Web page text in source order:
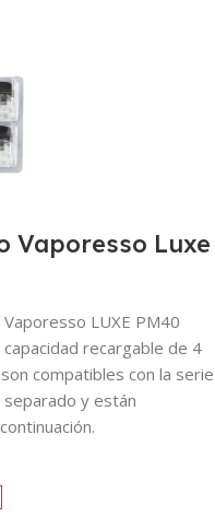
Vaporesso Luxe
LUXE PM40
recargable de 4
compatibles con la serie
separado y están